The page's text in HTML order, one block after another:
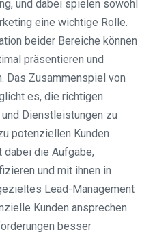
und dabei spielen sowohl
eine wichtige Rolle.
beider Bereiche können
präsentieren und
Das Zusammenspiel von
es, die richtigen
Dienstleistungen zu
potenziellen Kunden
dabei die Aufgabe,
und mit ihnen in
Lead-Management
Kunden ansprechen
besser